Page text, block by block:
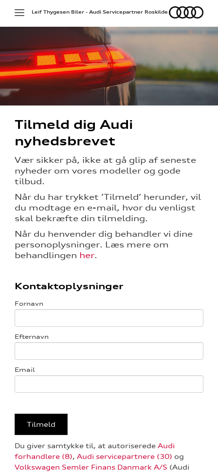
Toggle
navigation
Audi
Leif Thygesen Biler - Audi Servicepartner Roskilde
Tilmeld dig Audi
nyhedsbrevet
Vær sikker på, ikke at gå glip af seneste
nyheder om vores modeller og gode
tilbud.
Når du har trykket ’Tilmeld’ herunder, vil
du modtage en e-mail, hvor du venligst
skal bekræfte din tilmelding.
Når du henvender dig behandler vi dine
personoplysninger. Læs mere om
behandlingen her.
Kontaktoplysninger
Fornavn
Efternavn
Email
Du giver samtykke til, at autoriserede Audi
forhandlere (8), Audi servicepartnere (30) og
Volkswagen Semler Finans Danmark A/S (Audi